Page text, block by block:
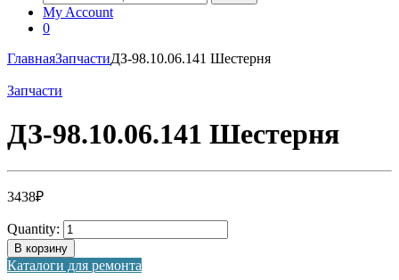
My Account
0
ГлавнаяЗапчастиДЗ-98.10.06.141 Шестерня
Запчасти
ДЗ-98.10.06.141 Шестерня
3438₽
Quantity:
В корзину
Каталоги для ремонта